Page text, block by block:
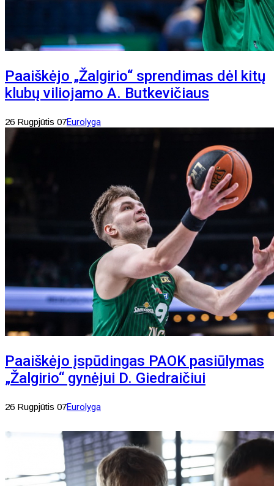
Paaiškėjo „Žalgirio“ sprendimas dėl kitų
klubų viliojamo A. Butkevičiaus
26 Rugpjūtis 07Eurolyga
Paaiškėjo įspūdingas PAOK pasiūlymas
„Žalgirio“ gynėjui D. Giedraičiui
26 Rugpjūtis 07Eurolyga